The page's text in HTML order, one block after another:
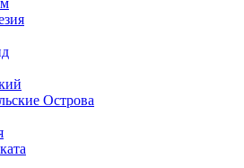
Острова